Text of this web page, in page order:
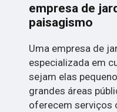
empresa de
paisagismo
Uma empresa de
especializada em
sejam elas
grandes áreas
oferecem serviços